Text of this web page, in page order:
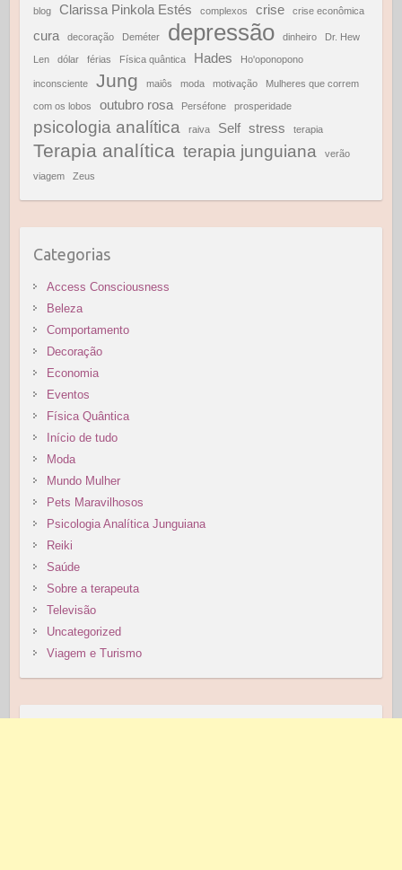
blog Clarissa Pinkola Estés complexos crise crise econômica
cura decoração Deméter depressão dinheiro Dr. Hew
Len dólar férias Física quântica Hades Ho'oponopono
inconsciente Jung maiôs moda motivação Mulheres que correm
com os lobos outubro rosa Perséfone prosperidade
psicologia analítica raiva Self stress terapia
Terapia analítica terapia junguiana verão
viagem Zeus
Categorias
Access Consciousness
Beleza
Comportamento
Decoração
Economia
Eventos
Física Quântica
Início de tudo
Moda
Mundo Mulher
Pets Maravilhosos
Psicologia Analítica Junguiana
Reiki
Saúde
Sobre a terapeuta
Televisão
Uncategorized
Viagem e Turismo